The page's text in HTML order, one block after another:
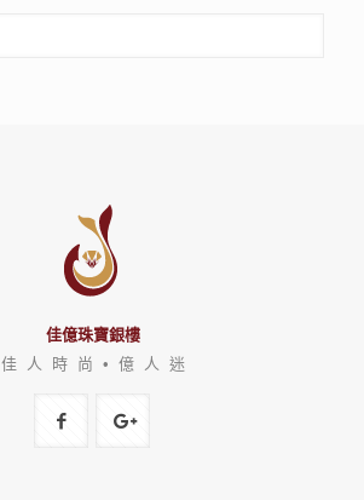
佳億珠寶銀樓
佳 人 時 尚 • 億 人 迷